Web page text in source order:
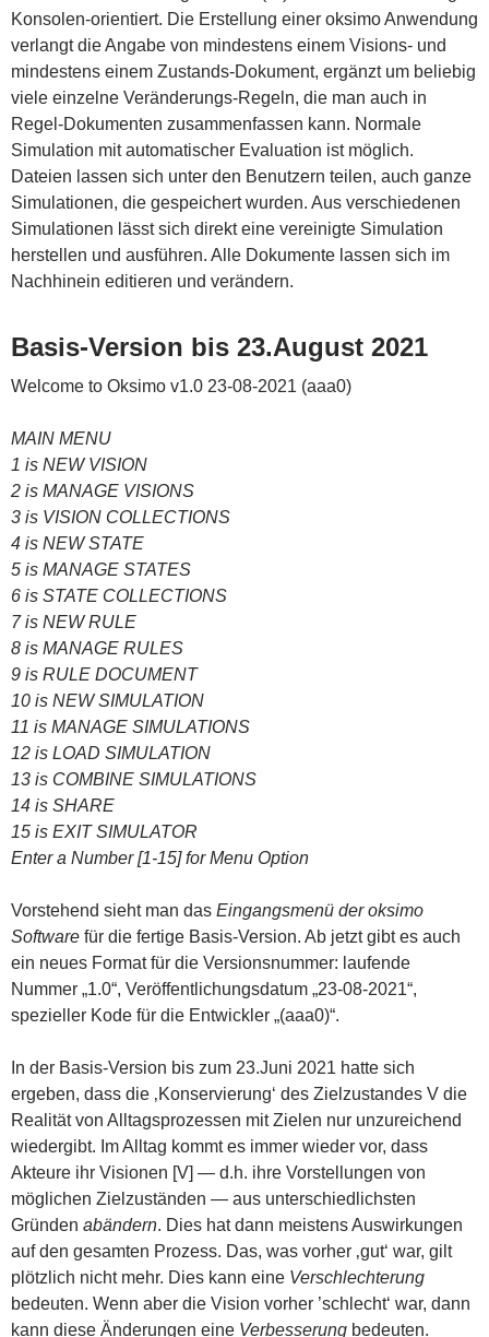
Konsolen-orientiert. Die Erstellung einer oksimo Anwendung
verlangt die Angabe von mindestens einem Visions- und
mindestens einem Zustands-Dokument, ergänzt um beliebig
viele einzelne Veränderungs-Regeln, die man auch in
Regel-Dokumenten zusammenfassen kann. Normale
Simulation mit automatischer Evaluation ist möglich.
Dateien lassen sich unter den Benutzern teilen, auch ganze
Simulationen, die gespeichert wurden. Aus verschiedenen
Simulationen lässt sich direkt eine vereinigte Simulation
herstellen und ausführen. Alle Dokumente lassen sich im
Nachhinein editieren und verändern.
Basis-Version bis 23.August 2021
Welcome to Oksimo v1.0 23-08-2021 (aaa0)
MAIN MENU
1 is NEW VISION
2 is MANAGE VISIONS
3 is VISION COLLECTIONS
4 is NEW STATE
5 is MANAGE STATES
6 is STATE COLLECTIONS
7 is NEW RULE
8 is MANAGE RULES
9 is RULE DOCUMENT
10 is NEW SIMULATION
11 is MANAGE SIMULATIONS
12 is LOAD SIMULATION
13 is COMBINE SIMULATIONS
14 is SHARE
15 is EXIT SIMULATOR
Enter a Number [1-15] for Menu Option
Vorstehend sieht man das Eingangsmenü der oksimo
Software für die fertige Basis-Version. Ab jetzt gibt es auch
ein neues Format für die Versionsnummer: laufende
Nummer „1.0“, Veröffentlichungsdatum „23-08-2021“,
spezieller Kode für die Entwickler „(aaa0)“.
In der Basis-Version bis zum 23.Juni 2021 hatte sich
ergeben, dass die ‚Konservierung‘ des Zielzustandes V die
Realität von Alltagsprozessen mit Zielen nur unzureichend
wiedergibt. Im Alltag kommt es immer wieder vor, dass
Akteure ihr Visionen [V] — d.h. ihre Vorstellungen von
möglichen Zielzuständen — aus unterschiedlichsten
Gründen abändern. Dies hat dann meistens Auswirkungen
auf den gesamten Prozess. Das, was vorher ‚gut‘ war, gilt
plötzlich nicht mehr. Dies kann eine Verschlechterung
bedeuten. Wenn aber die Vision vorher ’schlecht‘ war, dann
kann diese Änderungen eine Verbesserung bedeuten.